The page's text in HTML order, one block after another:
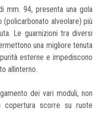
mm. 94, presenta una gola
alveolare) più
Le guarnizioni tra diversi
una migliore tenuta
esterne e impediscono
allinterno.
dei vari moduli, non
copertura scorre su ruote